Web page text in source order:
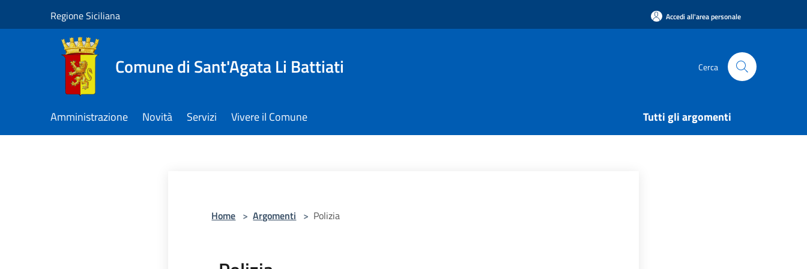
Regione Siciliana Accedi all'area personale
Comune di Sant'Agata Li Battiati Cerca
Amministrazione Novità Servizi Vivere il Comune Tutti gli argomenti
Home > Argomenti > Polizia